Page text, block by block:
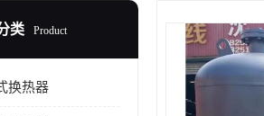
类 Product
换热器